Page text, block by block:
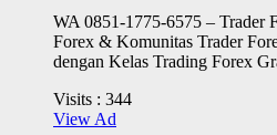
WA 0851-1775-6575 – Trader
Forex & Komunitas Trader
dengan Kelas Trading Forex
Visits : 344
View Ad